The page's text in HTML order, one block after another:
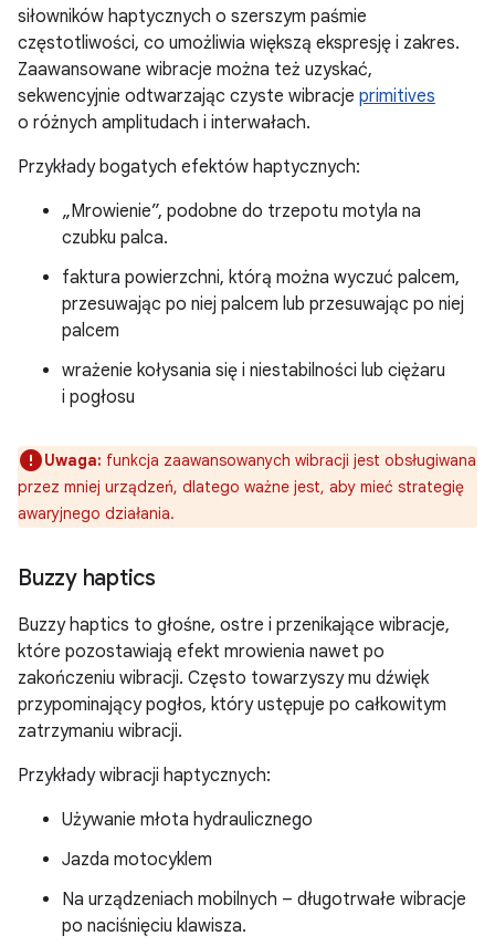
siłowników haptycznych o szerszym paśmie
częstotliwości, co umożliwia większą ekspresję i zakres.
Zaawansowane wibracje można też uzyskać,
sekwencyjnie odtwarzając czyste wibracje primitives
o różnych amplitudach i interwałach.
Przykłady bogatych efektów haptycznych:
„Mrowienie”, podobne do trzepotu motyla na
czubku palca.
faktura powierzchni, którą można wyczuć palcem,
przesuwając po niej palcem lub przesuwając po niej
palcem
wrażenie kołysania się i niestabilności lub ciężaru
i pogłosu
Uwaga: funkcja zaawansowanych wibracji jest obsługiwana
przez mniej urządzeń, dlatego ważne jest, aby mieć strategię
awaryjnego działania.
Buzzy haptics
Buzzy haptics to głośne, ostre i przenikające wibracje,
które pozostawiają efekt mrowienia nawet po
zakończeniu wibracji. Często towarzyszy mu dźwięk
przypominający pogłos, który ustępuje po całkowitym
zatrzymaniu wibracji.
Przykłady wibracji haptycznych:
Używanie młota hydraulicznego
Jazda motocyklem
Na urządzeniach mobilnych – długotrwałe wibracje
po naciśnięciu klawisza.